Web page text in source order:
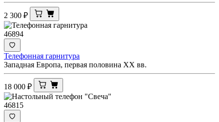
2 300 ₽
46894
Телефонная гарнитура
Западная Европа, первая половина XX вв.
18 000 ₽
46815